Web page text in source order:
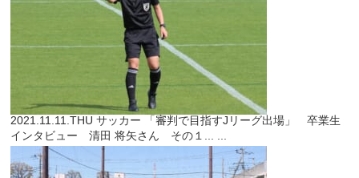
2021.11.11.THU サッカー
「審判で目指すJリーグ出場」 卒業生
インタビュー 清田 将矢さん その１... ...